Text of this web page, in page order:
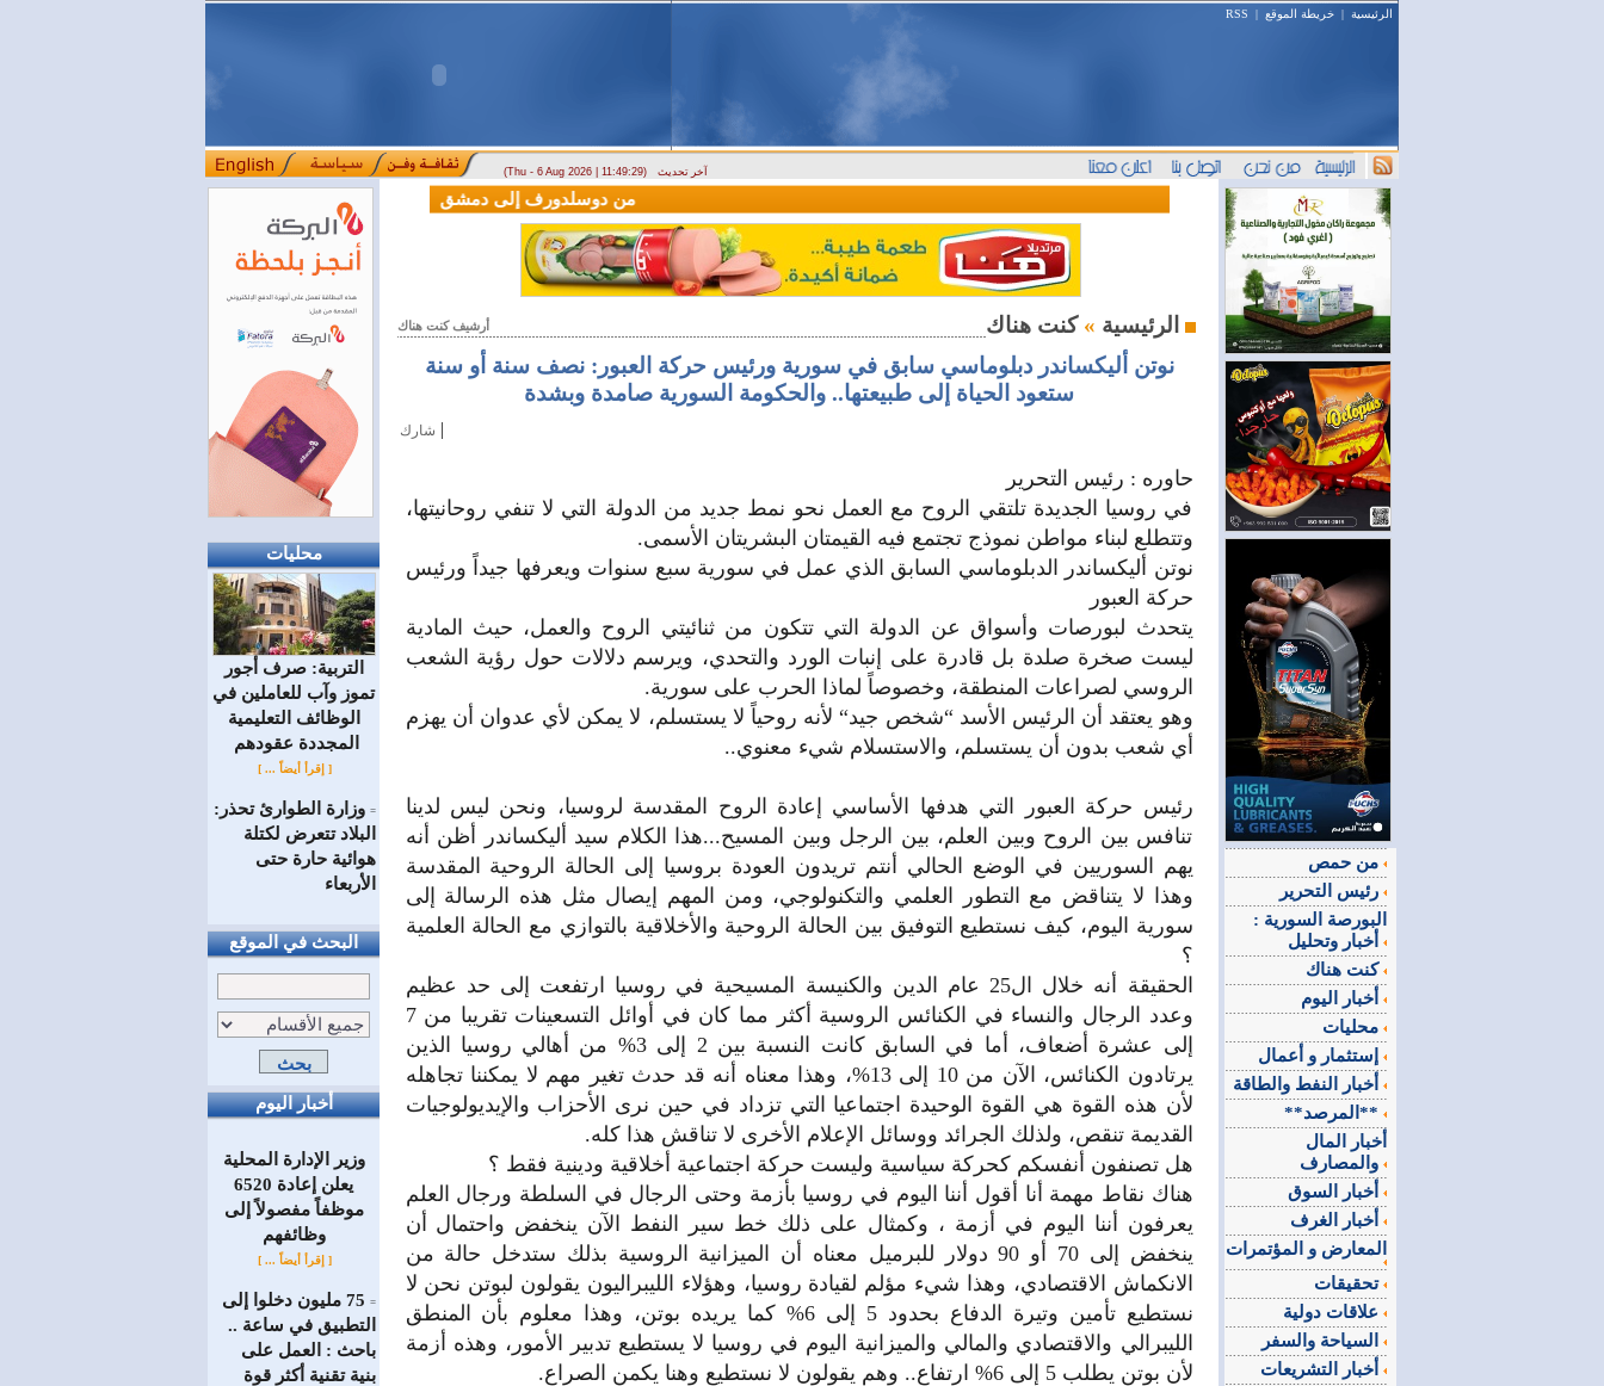
الرئيسية | خريطة الموقع |
RSS
(Thu - 6 Aug 2026 | 11:49:29) آخر تحديث
محليات
التربية: صرف أجور
تموز وآب للعاملين في
الوظائف ‏التعليمية
المجددة عقودهم ‏
[ إقرأ أيضاً ... ]
= وزارة الطوارئ تحذر:
البلاد تتعرض لكتلة
هوائية حارة حتى
الأربعاء
البحث في الموقع
أخبار اليوم
وزير الإدارة المحلية
يعلن إعادة 6520
موظفاً مفصولاً إلى
‏وظائفهم
[ إقرأ أيضاً ... ]
=
75 مليون دخلوا إلى
التطبيق في ساعة ..
باحث : العمل على
بنية تقنية أكثر قوة
وصول أول رحلة لشركة LEAV Aviation من دوسلدورف إلى دمشق::::المصرف التجاري السوري يمدّد ساعات العمل حتى
أرشيف كنت هناك الرئيسية »
نوتن أليكساندر دبلوماسي سابق في سورية ورئيس حركة العبور: نصف سنة أو سنة
ستعود الحياة إلى طبيعتها.. والحكومة السورية صامدة وبشدة
شارك |
حاوره : رئيس التحرير
في روسيا الجديدة تلتقي الروح مع العمل نحو نمط جديد من الدولة التي لا تنفي روحانيتها،
وتتطلع لبناء مواطن نموذج تجتمع فيه القيمتان البشريتان الأسمى.
نوتن أليكساندر الدبلوماسي السابق الذي عمل في سورية سبع سنوات ويعرفها جيداً ورئيس
حركة العبور
يتحدث لبورصات وأسواق عن الدولة التي تتكون من ثنائيتي الروح والعمل، حيث المادية
ليست صخرة صلدة بل قادرة على إنبات الورد والتحدي، ويرسم دلالات حول رؤية الشعب
الروسي لصراعات المنطقة، وخصوصاً لماذا الحرب على سورية.
وهو يعتقد أن الرئيس الأسد “شخص جيد“ لأنه روحياً لا يستسلم، لا يمكن لأي عدوان أن يهزم
أي شعب بدون أن يستسلم، والاستسلام شيء معنوي..
رئيس حركة العبور التي هدفها الأساسي إعادة الروح المقدسة لروسيا، ونحن ليس لدينا
تنافس بين الروح وبين العلم، بين الرجل وبين المسيح...هذا الكلام سيد أليكساندر أظن أنه
يهم السوريين في الوضع الحالي أنتم تريدون العودة بروسيا إلى الحالة الروحية المقدسة
وهذا لا يتناقض مع التطور العلمي والتكنولوجي، ومن المهم إيصال مثل هذه الرسالة إلى
سورية اليوم، كيف نستطيع التوفيق بين الحالة الروحية والأخلاقية بالتوازي مع الحالة العلمية
؟
الحقيقة أنه خلال ال25 عام الدين والكنيسة المسيحية في روسيا ارتفعت إلى حد عظيم
وعدد الرجال والنساء في الكنائس الروسية أكثر مما كان في أوائل التسعينات تقريبا من 7
إلى عشرة أضعاف، أما في السابق كانت النسبة بين 2 إلى 3% من أهالي روسيا الذين
يرتادون الكنائس، الآن من 10 إلى 13%، وهذا معناه أنه قد حدث تغير مهم لا يمكننا تجاهله
لأن هذه القوة هي القوة الوحيدة اجتماعيا التي تزداد في حين نرى الأحزاب والإيديولوجيات
القديمة تنقص، ولذلك الجرائد ووسائل الإعلام الأخرى لا تناقش هذا كله.
هل تصنفون أنفسكم كحركة سياسية وليست حركة اجتماعية أخلاقية ودينية فقط ؟
هناك نقاط مهمة أنا أقول أننا اليوم في روسيا بأزمة وحتى الرجال في السلطة ورجال العلم
يعرفون أننا اليوم في أزمة ، وكمثال على ذلك خط سير النفط الآن ينخفض واحتمال أن
ينخفض إلى 70 أو 90 دولار للبرميل معناه أن الميزانية الروسية بذلك ستدخل حالة من
الانكماش الاقتصادي، وهذا شيء مؤلم لقيادة روسيا، وهؤلاء الليبراليون يقولون لبوتن نحن لا
نستطيع تأمين وتيرة الدفاع بحدود 5 إلى 6% كما يريده بوتن، وهذا معلوم بأن المنطق
الليبرالي والاقتصادي والمالي والميزانية اليوم في روسيا لا يستطيع تدبير الأمور، وهذه أزمة
لأن بوتن يطلب 5 إلى 6% ارتفاع.. وهم يقولون لا نستطيع وهنا يكمن الصراع.
البورصة السورية :
كنت هناك
**المرصد**
أخبار المال
المعارض و المؤتمرات
تحقيقات